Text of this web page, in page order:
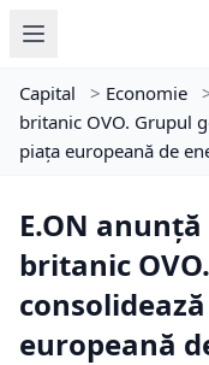
Capital > Economie
britanic OVO. Grupul
piața europeană de
E.ON
britanic
europeană